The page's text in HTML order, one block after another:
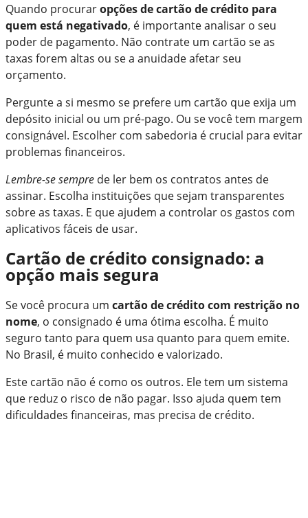
Quando procuraropções de cartão de crédito para
quem está negativado, é importante analisar o seu
poder de pagamento. Não contrate um cartão se as
taxas forem altas ou se a anuidade afetar seu
orçamento.
Pergunte a si mesmo se prefere um cartão que exija um
depósito inicial ou um pré-pago. Ou se você tem margem
consignável. Escolher com sabedoria é crucial para evitar
problemas financeiros.
Lembre-se sempre de ler bem os contratos antes de
assinar. Escolha instituições que sejam transparentes
sobre as taxas. E que ajudem a controlar os gastos com
aplicativos fáceis de usar.
Cartão de crédito consignado: a
opção mais segura
Se você procura um cartão de crédito com restrição no
nome, o consignado é uma ótima escolha. É muito
seguro tanto para quem usa quanto para quem emite.
No Brasil, é muito conhecido e valorizado.
Este cartão não é como os outros. Ele tem um sistema
que reduz o risco de não pagar. Isso ajuda quem tem
dificuldades financeiras, mas precisa de crédito.